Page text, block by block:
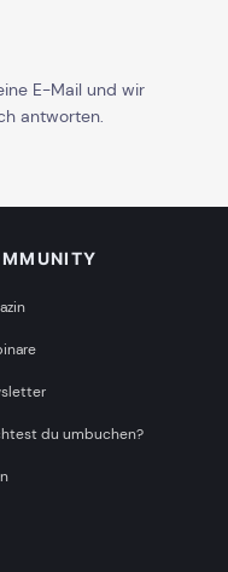
E-Mail und wir
antworten.
du umbuchen?